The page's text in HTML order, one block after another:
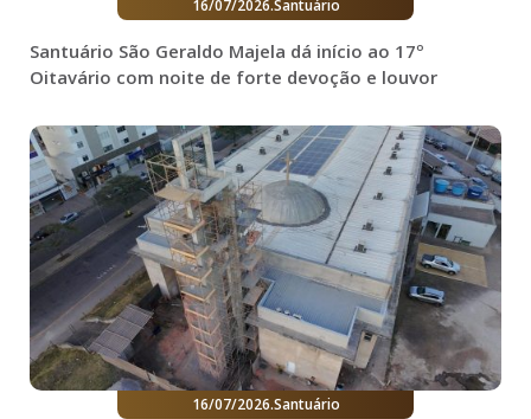
16/07/2026.Santuário
Santuário São Geraldo Majela dá início ao 17º
Oitavário com noite de forte devoção e louvor
16/07/2026.Santuário